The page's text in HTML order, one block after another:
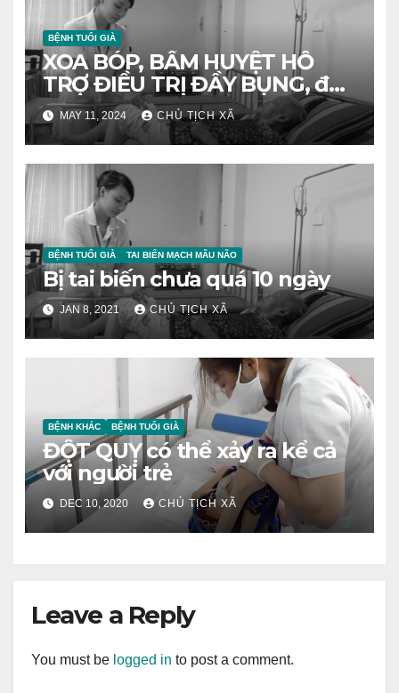
BỆNH TUỔI GIÀ
XOA BÓP, BẤM HUYỆT HỖ
TRỢ ĐIỀU TRỊ ĐẦY BỤNG, đầy
hơiMAY 11, 2024 CHỦ TỊCH XÃ
BỆNH TUỔI GIÀ TAI BIẾN MẠCH MÃU NÃO
Bị tai biến chưa quá 10 ngày
JAN 8, 2021 CHỦ TỊCH XÃ
BỆNH KHÁC BỆNH TUỔI GIÀ
ĐỘT QUỴ có thể xảy ra kể cả
với người trẻ
DEC 10, 2020 CHỦ TỊCH XÃ
Leave a Reply
You must be logged in to post a comment.